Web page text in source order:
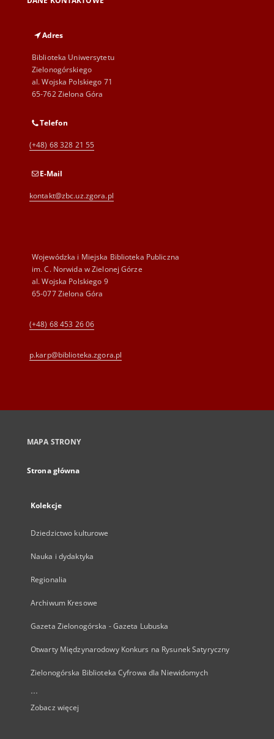
Adres
Biblioteka Uniwersytetu
Zielonogórskiego
al. Wojska Polskiego 71
65-762 Zielona Góra
Telefon
(+48) 68 328 21 55
E-Mail
kontakt@zbc.uz.zgora.pl
Wojewódzka i Miejska Biblioteka Publiczna
im. C. Norwida w Zielonej Górze
al. Wojska Polskiego 9
65-077 Zielona Góra
(+48) 68 453 26 06
p.karp@biblioteka.zgora.pl
MAPA STRONY
Strona główna
Kolekcje
Dziedzictwo kulturowe
Nauka i dydaktyka
Regionalia
Archiwum Kresowe
Gazeta Zielonogórska - Gazeta Lubuska
Otwarty Międzynarodowy Konkurs na Rysunek Satyryczny
Zielonogórska Biblioteka Cyfrowa dla Niewidomych
...
Zobacz więcej